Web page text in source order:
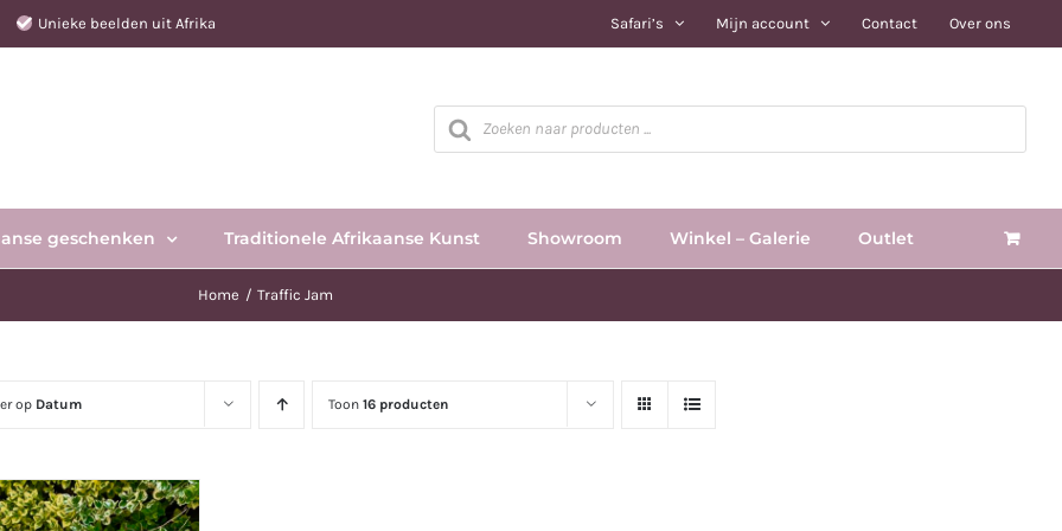
Unieke beelden uit Afrika Safari’s Mijn account Contact Over ons
Producten
zoeken
geschenken Traditionele Afrikaanse Kunst Showroom Winkel – Galerie Outlet
Home Traffic Jam
op Datum Toon16 producten